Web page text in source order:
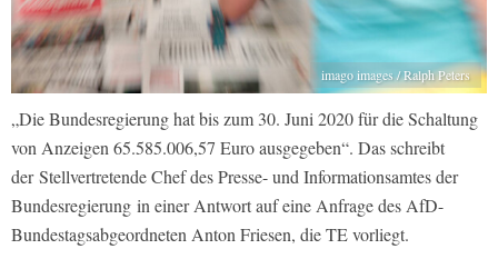
imago images / Ralph Peters
„Die Bundesregierung hat bis zum 30. Juni 2020 für die Schaltung
von Anzeigen 65.585.006,57 Euro ausgegeben“. Das schreibt
der Stellvertretende Chef des Presse- und Informationsamtes der
Bundesregierung in einer Antwort auf eine Anfrage des AfD-
Bundestagsabgeordneten Anton Friesen, die TE vorliegt.